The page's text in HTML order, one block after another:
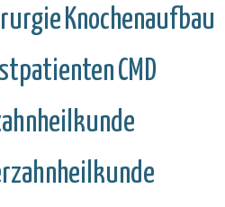
Knochenaufbau
CMD